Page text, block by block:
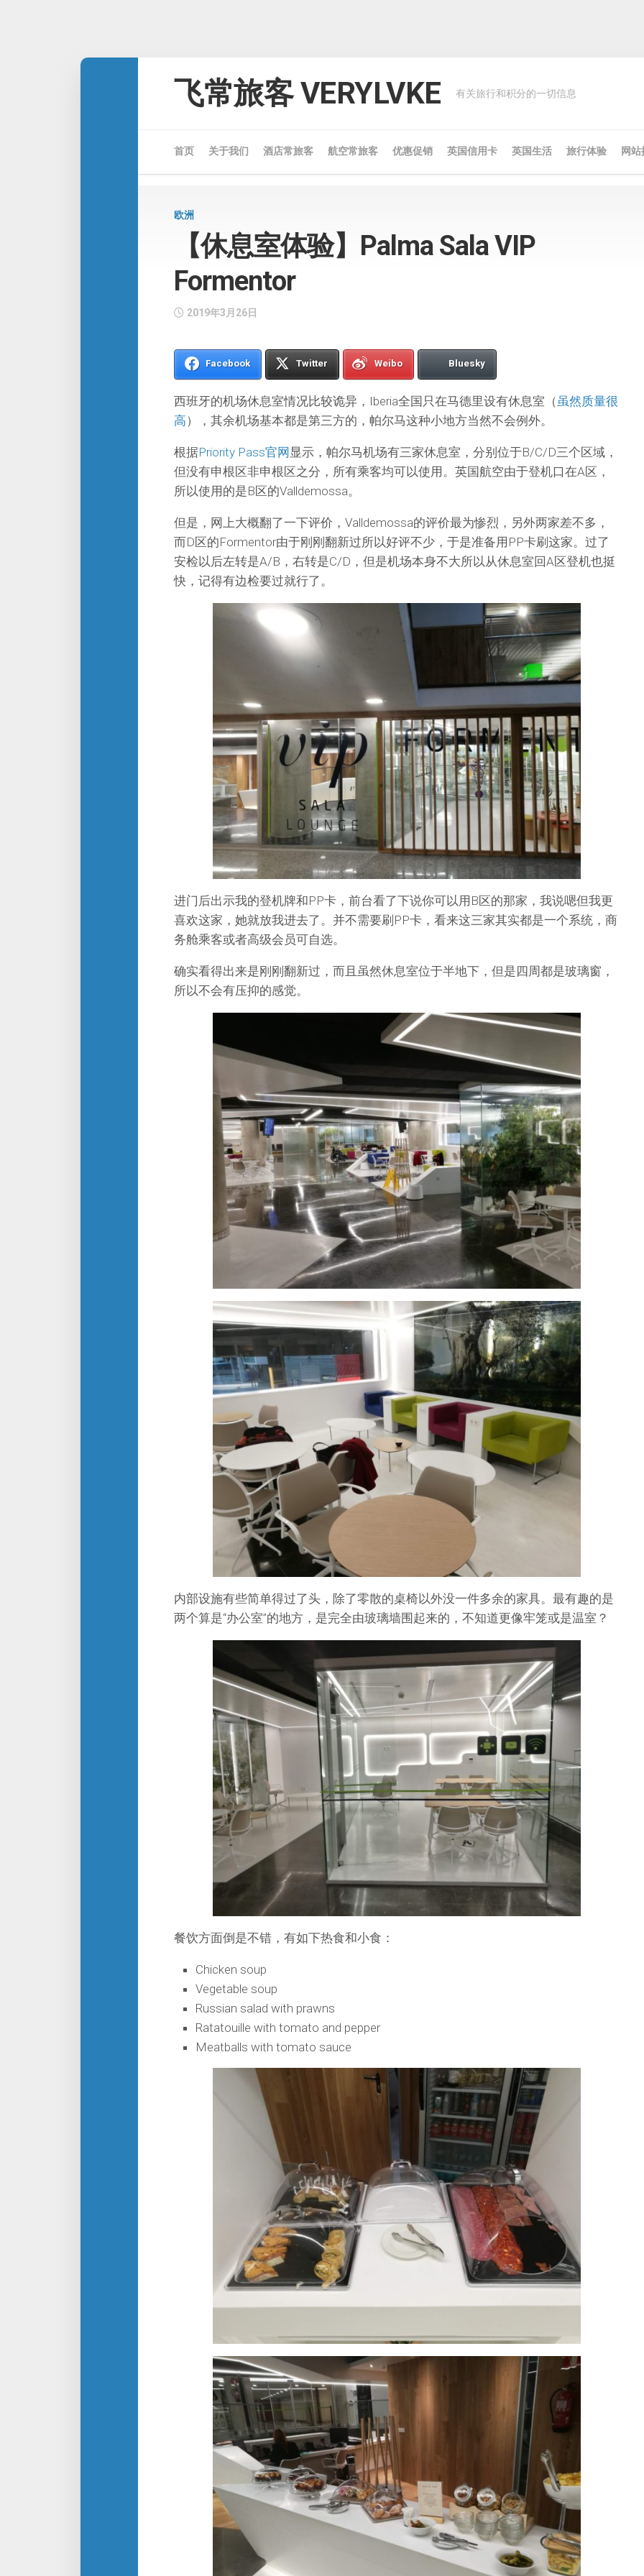
飞常旅客 VERYLVKE 有关旅行和积分的一切信息
首页 关于我们 酒店常旅客 航空常旅客 优惠促销 英国信用卡 英国生活 旅行体验 网
欧洲
【休息室体验】Palma Sala VIP
Formentor
2019年3月26日
Facebook Twitter Weibo Bluesky
西班牙的机场休息室情况比较诡异，Iberia全国只在马德里设有休息室（虽然质量很
高），其余机场基本都是第三方的，帕尔马这种小地方当然不会例外。
根据Priority Pass官网 显示，帕尔马机场有三家休息室，分别位于B/C/D三个区域，
但没有申根区非申根区之分，所有乘客均可以使用。英国航空由于登机口在A区，
所以使用的是B区的Valldemossa。
但是，网上大概翻了一下评价，Valldemossa的评价最为惨烈，另外两家差不多，
而D区的Formentor由于刚刚翻新过所以好评不少，于是准备用PP卡刷这家。过了
安检以后左转是A/B，右转是C/D，但是机场本身不大所以从休息室回A区登机也挺
快，记得有边检要过就行了。
进门后出示我的登机牌和PP卡，前台看了下说你可以用B区的那家，我说嗯但我更
喜欢这家，她就放我进去了。并不需要刷PP卡，看来这三家其实都是一个系统，商
务舱乘客或者高级会员可自选。
确实看得出来是刚刚翻新过，而且虽然休息室位于半地下，但是四周都是玻璃窗，
所以不会有压抑的感觉。
内部设施有些简单得过了头，除了零散的桌椅以外没一件多余的家具。最有趣的是
两个算是“办公室”的地方，是完全由玻璃墙围起来的，不知道更像牢笼或是温室？
餐饮方面倒是不错，有如下热食和小食：
Chicken soup
Vegetable soup
Russian salad with prawns
Ratatouille with tomato and pepper
Meatballs with tomato sauce